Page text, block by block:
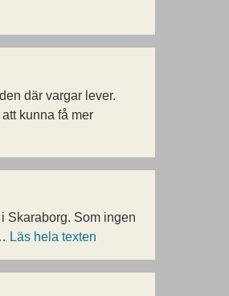
där vargar lever.
kunna få mer
Skaraborg. Som ingen
Läs hela texten